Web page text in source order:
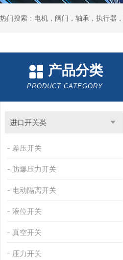
热门搜索：电机，阀门，轴承，执行器
产品分类
PRODUCT CATEGORY
进口开关类
差压开关
防爆压力开关
电动隔离开关
液位开关
真空开关
压力开关